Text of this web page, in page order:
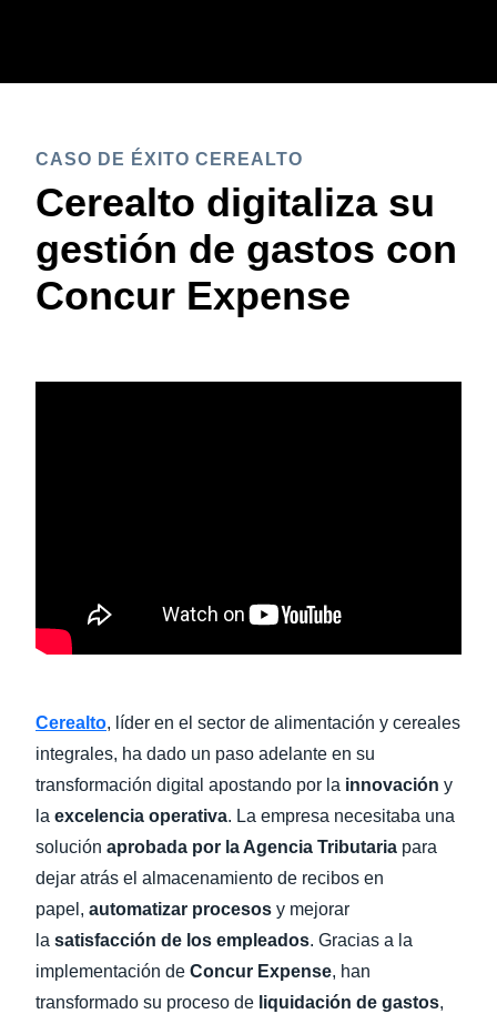
CASO DE ÉXITO CEREALTO
Cerealto digitaliza su
gestión de gastos con
Concur Expense
Cerealto, líder en el sector de alimentación y cereales
integrales, ha dado un paso adelante en su
transformación digital apostando por la innovación y
la excelencia operativa. La empresa necesitaba una
solución aprobada por la Agencia Tributaria para
dejar atrás el almacenamiento de recibos en
papel, automatizar procesos y mejorar
la satisfacción de los empleados. Gracias a la
implementación de Concur Expense, han
transformado su proceso de liquidación de gastos,